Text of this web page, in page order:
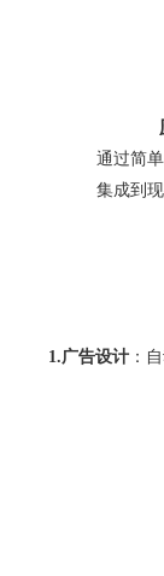
通过简
集成到
1.广告设计 ：